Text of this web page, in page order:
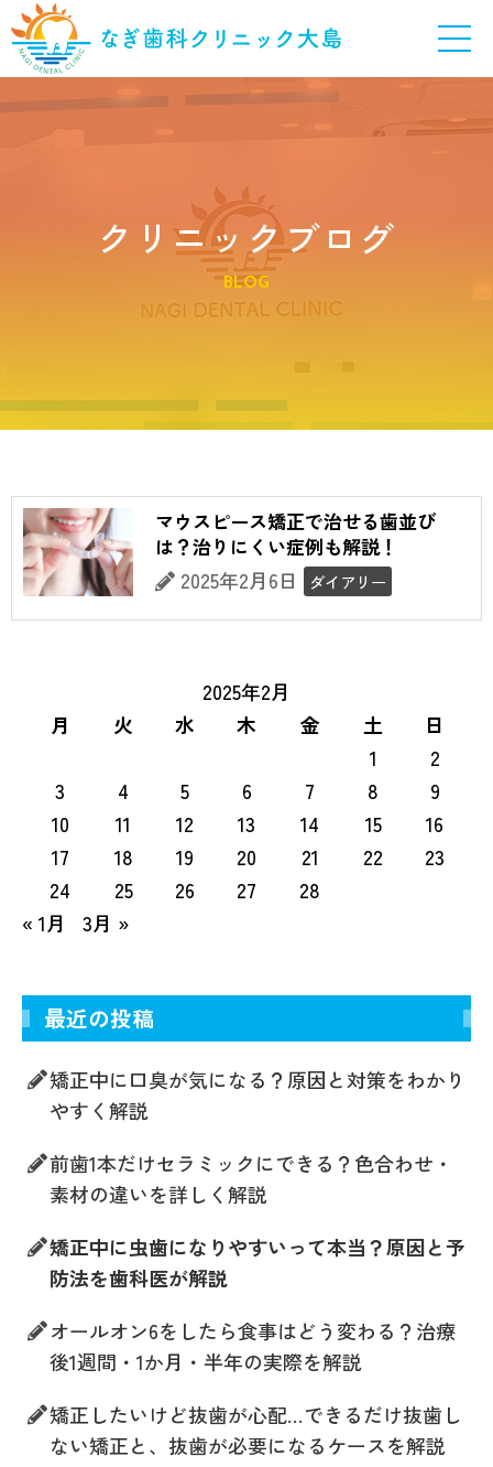
クリニックブログ
BLOG
マウスピース矯正で治せる歯並び
は？治りにくい症例も解説！
2025年2月6日 ダイアリー
2025年2月
月
火 水 木 金 土
日
1
2
3
4 5 6 7 8
9
10
11 12 13 14 15
16
17
18 19 20 21 22
23
24
25 26 27
28
« 1月
3月 »
最近の投稿
矯正中に口臭が気になる？原因と対策をわかり
やすく解説
前歯1本だけセラミックにできる？色合わせ・
素材の違いを詳しく解説
矯正中に虫歯になりやすいって本当？原因と予
防法を歯科医が解説
オールオン6をしたら食事はどう変わる？治療
後1週間・1か月・半年の実際を解説
矯正したいけど抜歯が心配…できるだけ抜歯し
ない矯正と、抜歯が必要になるケースを解説